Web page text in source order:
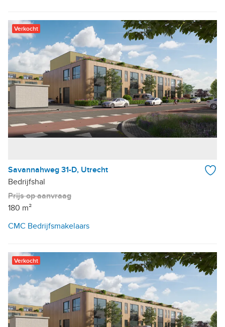
Verkocht
Savannahweg 31-D, Utrecht
Bedrijfshal
Prijs op aanvraag
180 m²
CMC Bedrijfsmakelaars
Verkocht